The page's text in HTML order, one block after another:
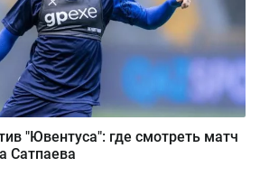
"Ювентуса": где смотреть матч
Сатпаева